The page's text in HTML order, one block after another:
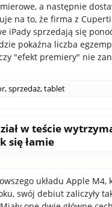
a następnie
na to, że firma z
iPady sprzedają się
pokaźna liczba
"efekt premiery" nie
,sprzedaż,tablet
w teście
się łamie
układu Apple M4,
swój debiut zaliczyły